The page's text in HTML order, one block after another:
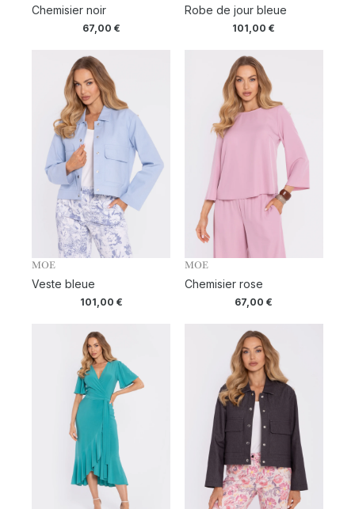
Chemisier noir
67,00 €
Robe de jour bleue
101,00€
MOE
Veste bleue
101,00 €
MOE
Chemisier rose
67,00€